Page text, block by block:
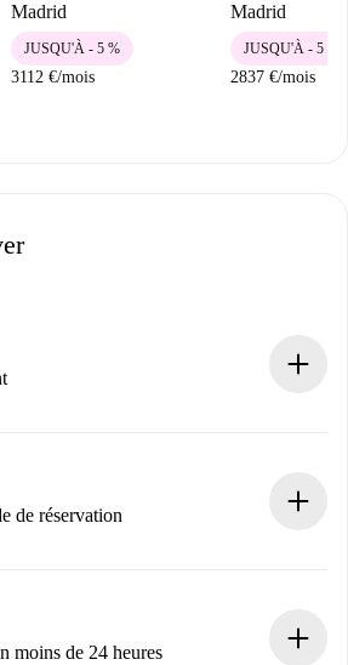
Madrid
3112 €/mois
JUSQU'À - 5 %
Madrid
2837 €/mois
JUSQU'À - 5 %
de toutes les informations
de réservation
rien tant que le propriétaire
moins de 24 heures